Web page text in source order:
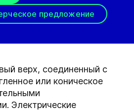
предложение
верх, соединенный с
или коническое
Электрические